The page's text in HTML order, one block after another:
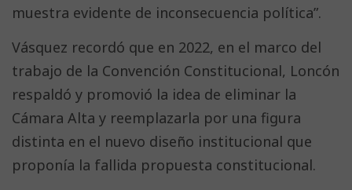
muestra evidente de inconsecuencia política”.
Vásquez recordó que en 2022, en el marco del
trabajo de la Convención Constitucional, Loncón
respaldó y promovió la idea de eliminar la
Cámara Alta y reemplazarla por una figura
distinta en el nuevo diseño institucional que
proponía la fallida propuesta constitucional.